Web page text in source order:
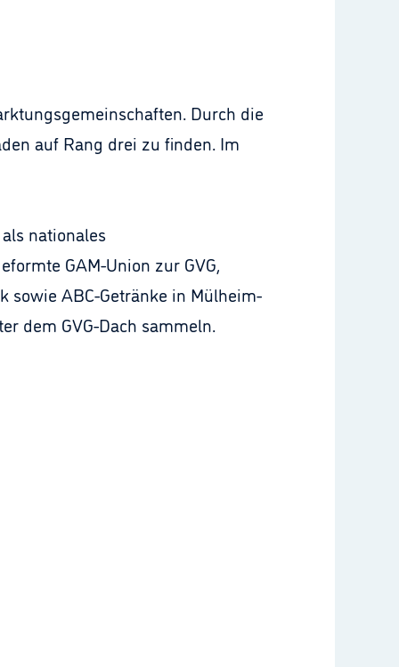
Durch die
auf Rang drei zu finden. Im
nationales
GAM-Union zur GVG,
sowie ABC-Getränke in Mülheim-
dem GVG-Dach sammeln.